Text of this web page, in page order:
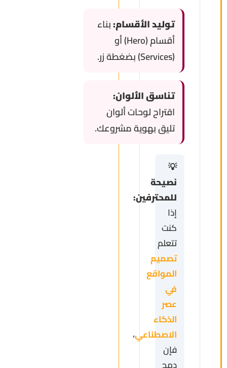
توليد الأقسام:بناء
أقسام (Hero) أو
(Services) بضغطة زر.
تناسق الألوان:
اقتراح لوحات ألوان
تليق بهوية مشروعك.
💡
نصيحة
للمحترفين:
إذا
كنت
تتعلم
تصميم
المواقع
في
عصر
الذكاء
الاصطناعي،
فإن